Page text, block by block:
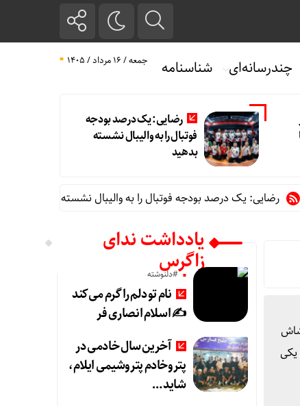
چندرسانه‌ای شناسنامه جمعه / ۱۶ مرداد / ۱۴۰۵
رضایی: یک درصد بودجه
فوتبال را به والیبال نشسته
بدهید
یک درصد بودجه فوتبال را به والیبال نشسته بدهید
یکی
یادداشت ندای
زاگرس
#دلنوشته
نام تو دلم را گرم می‌کند
✍️ اسلام انصاری فر
آخرین سال خادمی در
پتروخادم پتروشیمی ایلام،
شاید …